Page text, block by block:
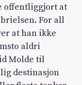
offentliggjort at
For all
at han ikke
aldri
Molde til
destinasjon